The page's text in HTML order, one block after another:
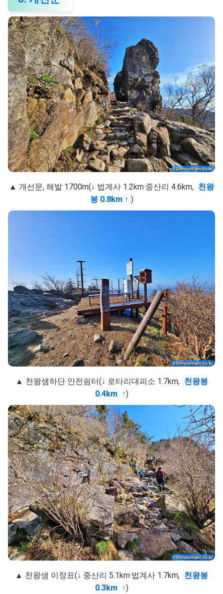
▲ 개선문, 해발 1700m(↓ 법계사 1.2km·중산리 4.6km, 천왕
봉 0.8km ↑ )
▲ 천왕샘하단 안전쉼터(↓ 로타리대피소 1.7km, 천왕봉
0.4km
↑)
▲ 천왕샘 이정표(↓ 중산리 5.1km·법계사 1.7km, 천왕봉
0.3km
↑)